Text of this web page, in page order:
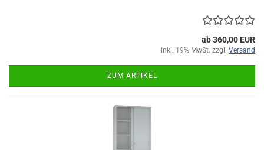
ab 360,00 EUR
inkl. 19% MwSt. zzgl. Versand
ZUM ARTIKEL